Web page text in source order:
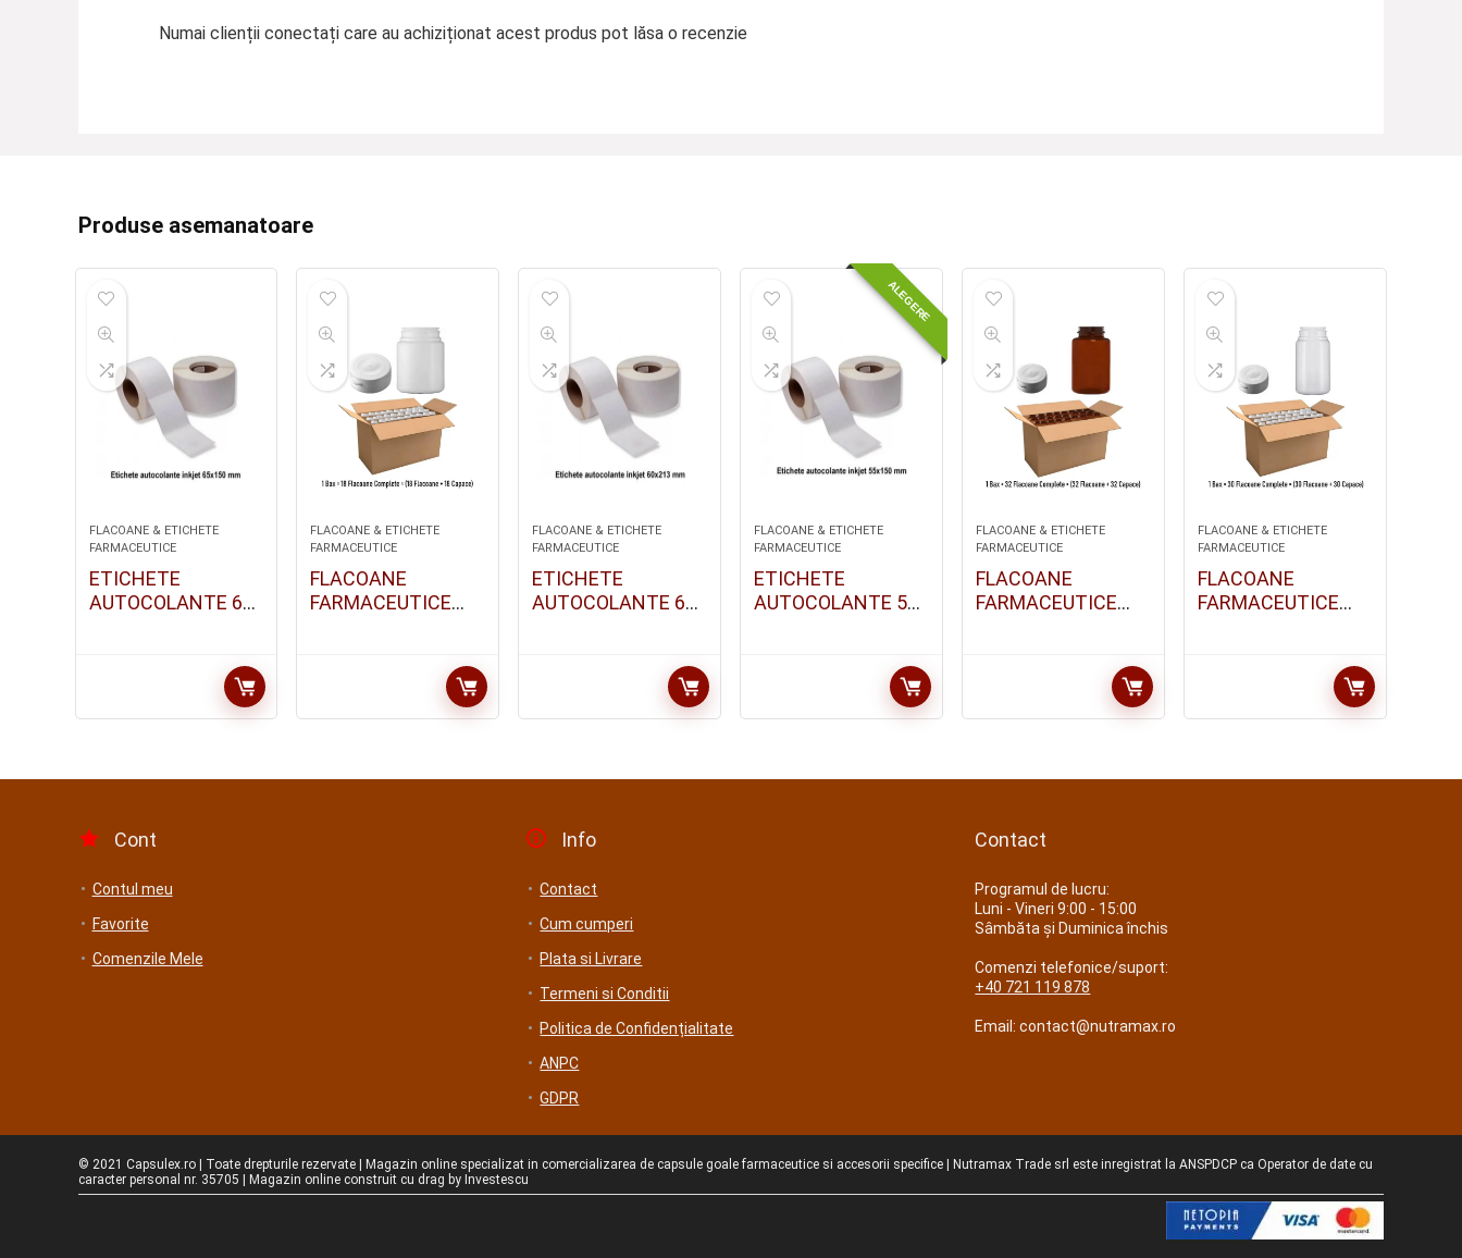
Numai clienții conectați care au achiziționat acest produs pot lăsa o recenzie
Produse asemanatoare
FLACOANE & ETICHETE
FARMACEUTICE
ETICHETE
AUTOCOLANTE 65
FLACOANE & ETICHETE
FARMACEUTICE
FLACOANE
FARMACEUTICE
FLACOANE & ETICHETE
FARMACEUTICE
ETICHETE
AUTOCOLANTE 60
ALEGERE
FLACOANE & ETICHETE
FARMACEUTICE
ETICHETE
AUTOCOLANTE 55
FLACOANE & ETICHETE
FARMACEUTICE
FLACOANE
FARMACEUTICE
FLACOANE & ETICHETE
FARMACEUTICE
FLACOANE
FARMACEUTICE
Cont
Contul meu
Favorite
Comenzile Mele
Info
Contact
Cum cumperi
Plata si Livrare
Termeni si Conditii
Politica de Confidențialitate
ANPC
GDPR
Contact
Programul de lucru:
Luni - Vineri 9:00 - 15:00
Sâmbăta și Duminica închis
Comenzi telefonice/suport:
+40 721 119 878
Email: contact@nutramax.ro
© 2021 Capsulex.ro | Toate drepturile rezervate | Magazin online specializat in comercializarea de capsule goale farmaceutice si accesorii specifice | Nutramax Trade srl este inregistrat la ANSPDCP ca Operator de date cu
caracter personal nr. 35705 | Magazin online construit cu drag by Investescu